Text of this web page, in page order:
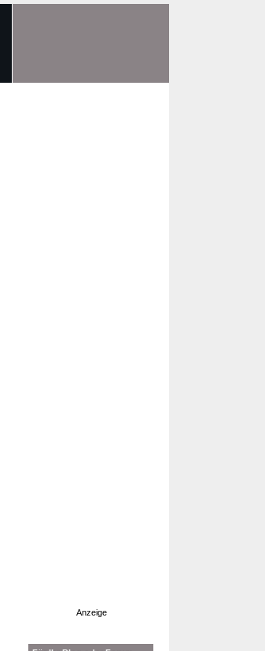
Anzeige